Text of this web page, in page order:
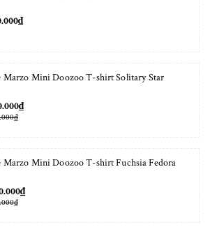
Marzo Mini Doozoo T-shirt Solitary Star
Marzo Mini Doozoo T-shirt Fuchsia Fedora